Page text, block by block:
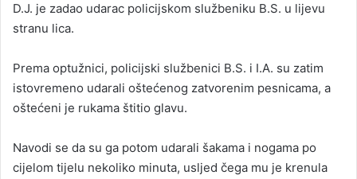
D.J. je zadao udarac policijskom službeniku B.S. u lijevu
stranu lica.
Prema optužnici, policijski službenici B.S. i I.A. su zatim
istovremeno udarali oštećenog zatvorenim pesnicama, a
oštećeni je rukama štitio glavu.
Navodi se da su ga potom udarali šakama i nogama po
cijelom tijelu nekoliko minuta, usljed čega mu je krenula